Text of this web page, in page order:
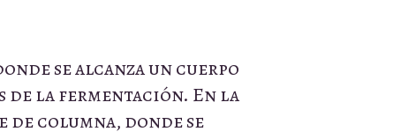
se alcanza un cuerpo
de la fermentación. En la
de columna, donde se